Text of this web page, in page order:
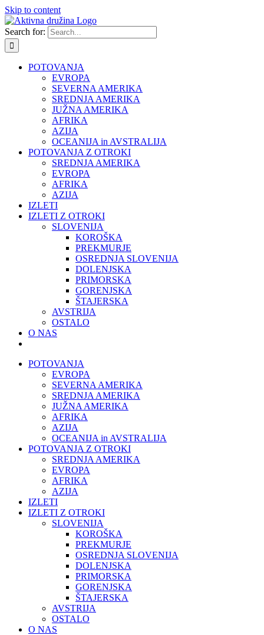
Skip to content
Search for:
POTOVANJA
EVROPA
SEVERNA AMERIKA
SREDNJA AMERIKA
JUŽNA AMERIKA
AFRIKA
AZIJA
OCEANIJA in AVSTRALIJA
POTOVANJA Z OTROKI
SREDNJA AMERIKA
EVROPA
AFRIKA
AZIJA
IZLETI
IZLETI Z OTROKI
SLOVENIJA
KOROŠKA
PREKMURJE
OSREDNJA SLOVENIJA
DOLENJSKA
PRIMORSKA
GORENJSKA
ŠTAJERSKA
AVSTRIJA
OSTALO
O NAS
POTOVANJA
EVROPA
SEVERNA AMERIKA
SREDNJA AMERIKA
JUŽNA AMERIKA
AFRIKA
AZIJA
OCEANIJA in AVSTRALIJA
POTOVANJA Z OTROKI
SREDNJA AMERIKA
EVROPA
AFRIKA
AZIJA
IZLETI
IZLETI Z OTROKI
SLOVENIJA
KOROŠKA
PREKMURJE
OSREDNJA SLOVENIJA
DOLENJSKA
PRIMORSKA
GORENJSKA
ŠTAJERSKA
AVSTRIJA
OSTALO
O NAS